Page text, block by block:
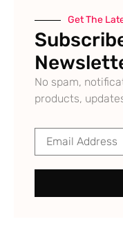
Get The
No spam,
products,